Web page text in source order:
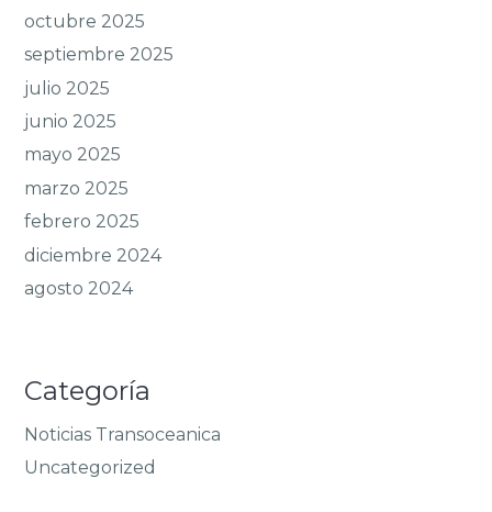
octubre 2025
septiembre 2025
julio 2025
junio 2025
mayo 2025
marzo 2025
febrero 2025
diciembre 2024
agosto 2024
Categoría
Noticias Transoceanica
Uncategorized